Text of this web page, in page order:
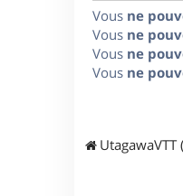
Vous ne
Vous ne
Vous ne
Vous ne
UtagawaVTT